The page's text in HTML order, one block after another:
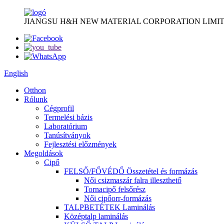
JIANGSU H&H NEW MATERIAL CORPORATION
English
Otthon
Rólunk
Cégprofil
Termelési bázis
Laboratórium
Tanúsítványok
Fejlesztési előzmények
Megoldások
Cipő
FELSŐ/FŐVÉDŐ Összetétel és formázás
Női csizmaszár falra illeszthető
Tornacipő felsőrész
Női cipőorr-formázás
TALPBETÉTEK Laminálás
Középtalp laminálás